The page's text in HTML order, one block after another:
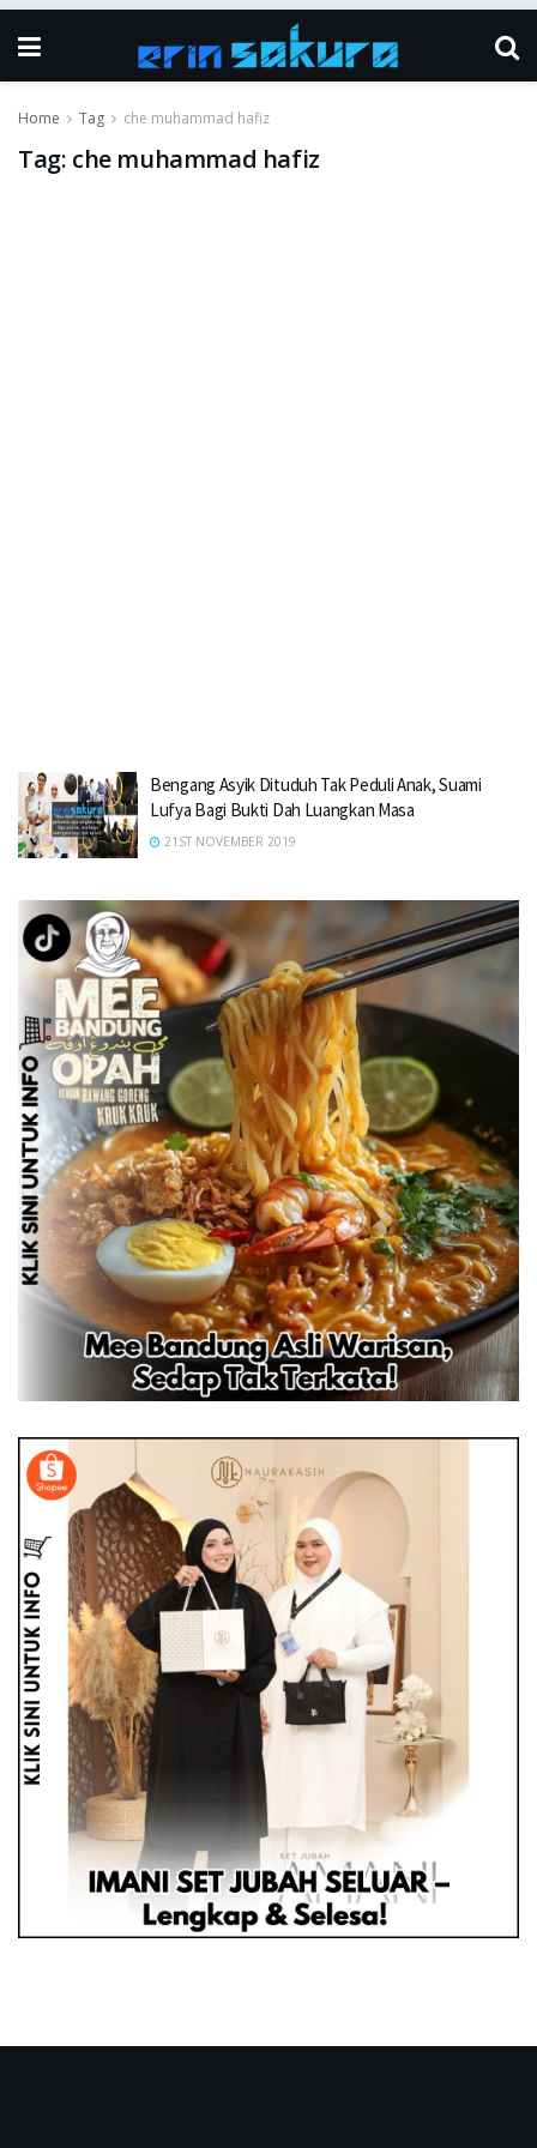
Home Tag che muhammad hafiz
Tag: che muhammad hafiz
Bengang Asyik Dituduh Tak Peduli Anak, Suami
Lufya Bagi Bukti Dah Luangkan Masa
21ST NOVEMBER 2019